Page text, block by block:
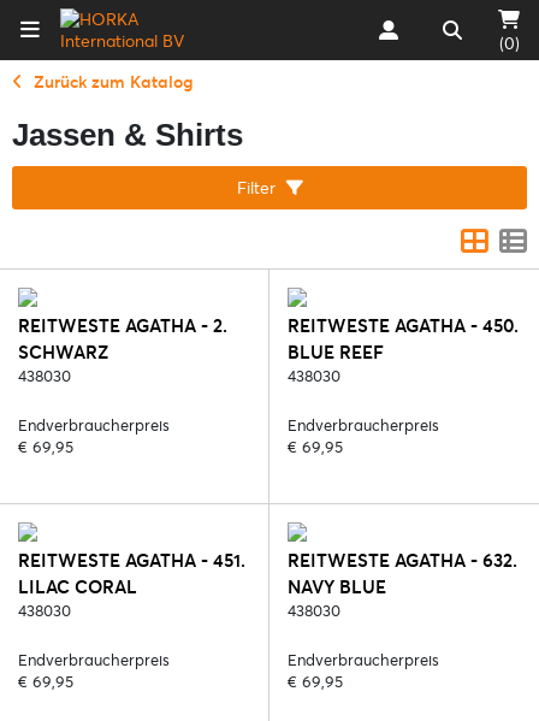
(0)
Zurück zum Katalog
Jassen & Shirts
Filter
REITWESTE AGATHA - 2.
SCHWARZ
438030
Endverbraucherpreis
€ 69,95
REITWESTE AGATHA - 450.
BLUE REEF
438030
Endverbraucherpreis
€ 69,95
REITWESTE AGATHA - 451.
LILAC CORAL
438030
Endverbraucherpreis
€ 69,95
REITWESTE AGATHA - 632.
NAVY BLUE
438030
Endverbraucherpreis
€ 69,95